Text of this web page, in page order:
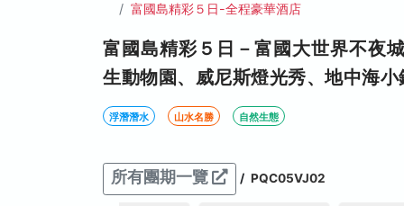
富國島精彩５日-全程豪華酒店
富國島精彩５日－富國大世界不夜
生動物園、威尼斯燈光秀、地中海
浮潛潛水 山水名勝 自然生態
所有團期一覽 / PQC05VJ02